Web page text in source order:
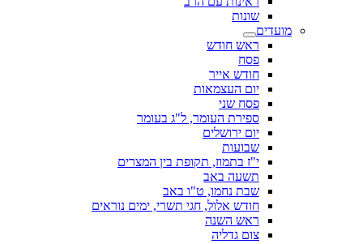
שונות
מועדים
ראש חודש
פסח
חודש אייר
יום העצמאות
פסח שני
ספירת העומר, ל"ג בעומר
יום ירושלים
שבועות
י"ז בתמוז, תקופת בין המצרים
תשעה באב
שבת נחמו, ט"ו באב
חודש אלול, חגי תשרי, ימים נוראים
ראש השנה
צום גדליה